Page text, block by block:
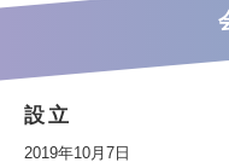
設立
2019年10月7日